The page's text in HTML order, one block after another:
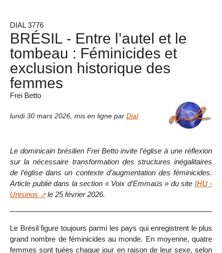
DIAL 3776
BRÉSIL - Entre l’autel et le
tombeau : Féminicides et
exclusion historique des
femmes
Frei Betto
lundi 30 mars 2026 mis en ligne par Dial
Le dominicain brésilien Frei Betto invite l’église à une réflexion
sur la nécessaire transformation des structures inégalitaires
de l’église dans un contexte d’augmentation des féminicides.
Article publié dans la section « Voix d’Emmaüs » du site IHU -
Unisinos
le 25 février 2026.
Le Brésil figure toujours parmi les pays qui enregistrent le plus
grand nombre de féminicides au monde. En moyenne, quatre
femmes sont tuées chaque jour en raison de leur sexe, selon